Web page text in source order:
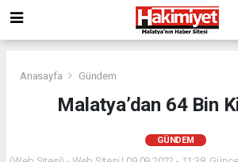
Anasayfa Gündem
Malatya’dan 64 Bin
GÜNDEM